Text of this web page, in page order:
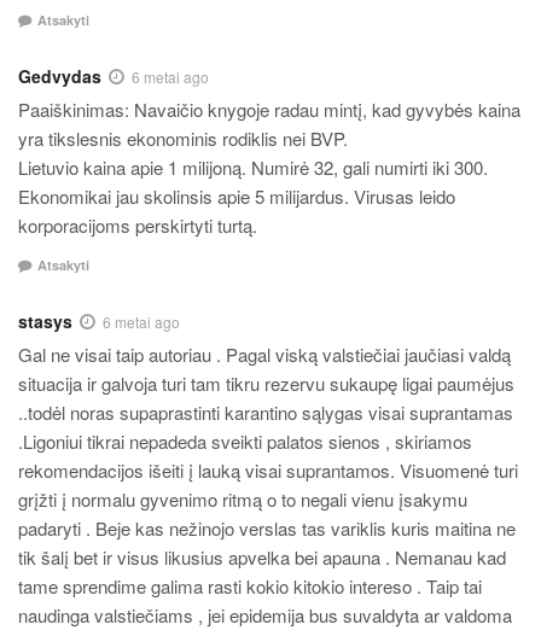
Atsakyti
Gedvydas 6 metai ago
Paaiškinimas: Navaičio knygoje radau mintį, kad gyvybės kaina
yra tikslesnis ekonominis rodiklis nei BVP.
Lietuvio kaina apie 1 milijoną. Numirė 32, gali numirti iki 300.
Ekonomikai jau skolinsis apie 5 milijardus. Virusas leido
korporacijoms perskirtyti turtą.
Atsakyti
stasys 6 metai ago
Gal ne visai taip autoriau . Pagal viską valstiečiai jaučiasi valdą
situacija ir galvoja turi tam tikru rezervu sukaupę ligai paumėjus
..todėl noras supaprastinti karantino sąlygas visai suprantamas
.Ligoniui tikrai nepadeda sveikti palatos sienos , skiriamos
rekomendacijos išeiti į lauką visai suprantamos. Visuomenė turi
grįžti į normalu gyvenimo ritmą o to negali vienu įsakymu
padaryti . Beje kas nežinojo verslas tas variklis kuris maitina ne
tik šalį bet ir visus likusius apvelka bei apauna . Nemanau kad
tame sprendime galima rasti kokio kitokio intereso . Taip tai
naudinga valstiečiams , jei epidemija bus suvaldyta ar valdoma